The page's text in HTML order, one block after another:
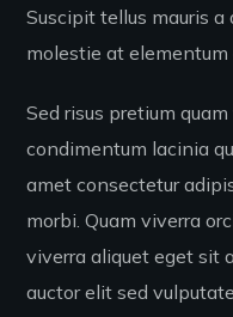
Suscipit tellus mauris a
molestie at elementum
Sed risus pretium
condimentum lacinia
amet consectetur
morbi. Quam viverra
viverra aliquet eget sit
auctor elit sed